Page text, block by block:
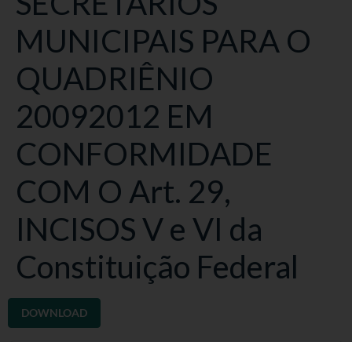
MUNICIPAIS PARA O
QUADRIÊNIO
20092012 EM
CONFORMIDADE
COM O Art. 29,
INCISOS V e VI da
Constituição Federal
DOWNLOAD